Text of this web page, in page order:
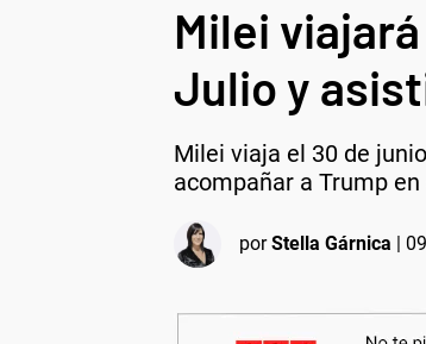
Milei
Julio y
Milei viaja el 30 de
acompañar a Trump
porStella Gárnica |